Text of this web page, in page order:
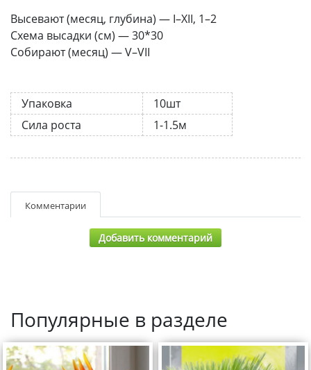
Высевают (месяц, глубина) — I–XII, 1–2
Схема высадки (см) — 30*30
Собирают (месяц) — V–VII
Упаковка
10шт
Сила роста
1-1.5м
Комментарии
Добавить комментарий
Популярные в разделе